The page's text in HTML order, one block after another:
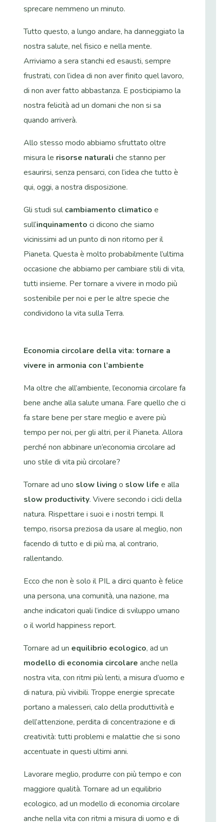
sprecare nemmeno un minuto.
Tutto questo, a lungo andare, ha danneggiato la
nostra salute, nel fisico e nella mente.
Arriviamo a sera stanchi ed esausti, sempre
frustrati, con l’idea di non aver finito quel lavoro,
di non aver fatto abbastanza. E posticipiamo la
nostra felicità ad un domani che non si sa
quando arriverà.
Allo stesso modo abbiamo sfruttato oltre
misura le risorse naturali che stanno per
esaurirsi, senza pensarci, con l’idea che tutto è
qui, oggi, a nostra disposizione.
Gli studi sulcambiamento climatico e
sull’inquinamento ci dicono che siamo
vicinissimi ad un punto di non ritorno per il
Pianeta. Questa è molto probabilmente l’ultima
occasione che abbiamo per cambiare stili di vita,
tutti insieme. Per tornare a vivere in modo più
sostenibile per noi e per le altre specie che
condividono la vita sulla Terra.
Economia circolare della vita: tornare a
vivere in armonia con l’ambiente
Ma oltre che all’ambiente, l’economia circolare fa
bene anche alla salute umana. Fare quello che ci
fa stare bene per stare meglio e avere più
tempo per noi, per gli altri, per il Pianeta. Allora
perché non abbinare un’economia circolare ad
uno stile di vita più circolare?
Tornare ad uno slow living o slow life e alla
slow productivity. Vivere secondo i cicli della
natura. Rispettare i suoi e i nostri tempi. Il
tempo, risorsa preziosa da usare al meglio, non
facendo di tutto e di più ma, al contrario,
rallentando.
Ecco che non è solo il PIL a dirci quanto è felice
una persona, una comunità, una nazione, ma
anche indicatori quali l’indice di sviluppo umano
o il world happiness report.
Tornare ad un equilibrio ecologico, ad un
modello di economia circolare anche nella
nostra vita, con ritmi più lenti, a misura d’uomo e
di natura, più vivibili. Troppe energie sprecate
portano a malesseri, calo della produttività e
dell’attenzione, perdita di concentrazione e di
creatività: tutti problemi e malattie che si sono
accentuate in questi ultimi anni.
Lavorare meglio, produrre con più tempo e con
maggiore qualità. Tornare ad un equilibrio
ecologico, ad un modello di economia circolare
anche nella vita con ritmi a misura di uomo e di